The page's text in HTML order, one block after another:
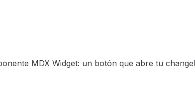
MDX Widget: un botón que abre tu